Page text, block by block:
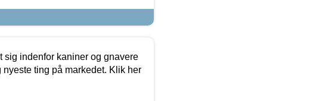
sig indenfor kaniner og gnavere
ting på markedet. Klik her